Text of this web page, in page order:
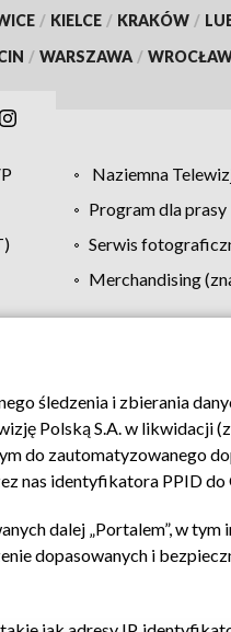
/ KIELCE / KRAKÓW /
/ WARSZAWA /
Naziemna
Program dla prasy
Serwis
Merchandising
Pomoc Biuro reklamy
śledzenia i zbierania
Polską S.A. w likwidacji
do zautomatyzowanego
nas identyfikatora PPID do
dalej „Portalem”, w
dopasowanych i